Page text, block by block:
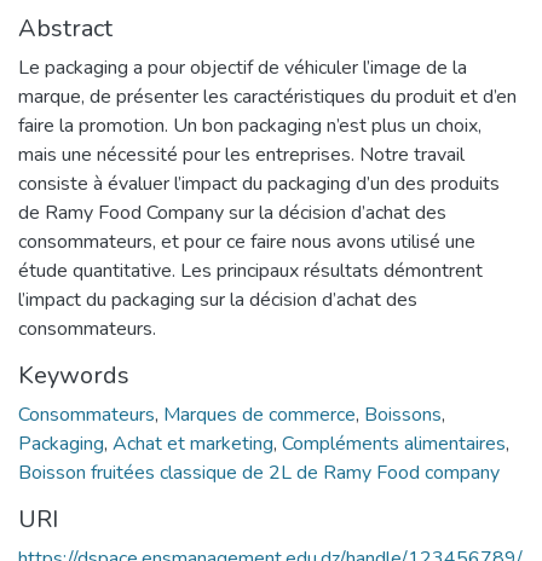
Abstract
Le packaging a pour objectif de véhiculer l’image de la
marque, de présenter les caractéristiques du produit et d’en
faire la promotion. Un bon packaging n’est plus un choix,
mais une nécessité pour les entreprises. Notre travail
consiste à évaluer l’impact du packaging d’un des produits
de Ramy Food Company sur la décision d’achat des
consommateurs, et pour ce faire nous avons utilisé une
étude quantitative. Les principaux résultats démontrent
l’impact du packaging sur la décision d’achat des
consommateurs.
Keywords
Consommateurs, Marques de commerce, Boissons,
Packaging, Achat et marketing, Compléments alimentaires,
Boisson fruitées classique de 2L de Ramy Food company
URI